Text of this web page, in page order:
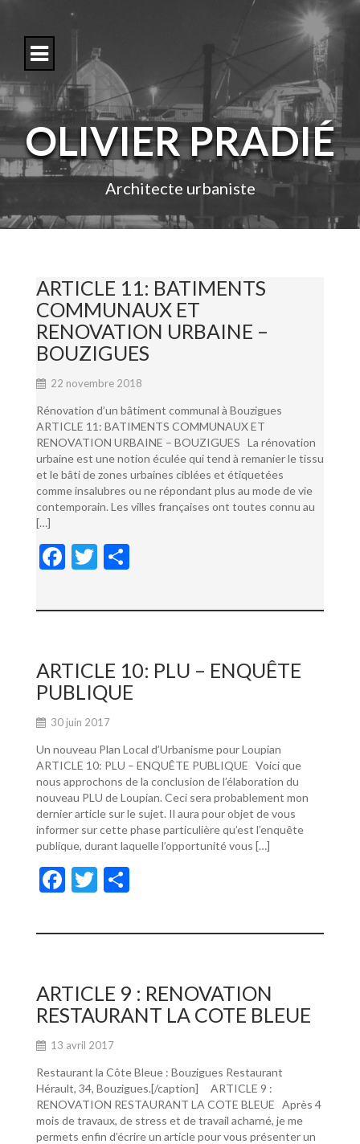
o
c
n
e
OLIVIER PRADIÉ
Architecte urbaniste
ARTICLE 11: BATIMENTS
COMMUNAUX ET
RENOVATION URBAINE –
BOUZIGUES
22 novembre 2018
Rénovation d’un bâtiment communal à Bouzigues
ARTICLE 11: BATIMENTS COMMUNAUX ET
RENOVATION URBAINE – BOUZIGUES La rénovation
urbaine est une notion éculée qui tend à remanier le tissu
et le bâti de zones urbaines ciblées et étiquetées
comme insalubres ou ne répondant plus au mode de vie
contemporain. Les villes françaises ont toutes connu au
[…]
F
e
o
o
k
T
itt ta
er
ARTICLE 10: PLU – ENQUÊTE
PUBLIQUE
30 juin 2017
Un nouveau Plan Local d’Urbanisme pour Loupian
ARTICLE 10: PLU – ENQUÊTE PUBLIQUE Voici que
nous approchons de la conclusion de l’élaboration du
nouveau PLU de Loupian. Ceci sera probablement mon
dernier article sur le sujet. Il aura pour objet de vous
informer sur cette phase particulière qu’est l’enquête
publique, durant laquelle l’opportunité vous […]
F
e
o
o
k
T
itt ta
er
ARTICLE 9 : RENOVATION
RESTAURANT LA COTE BLEUE
13 avril 2017
Restaurant la Côte Bleue : Bouzigues Restaurant
Hérault, 34, Bouzigues.[/caption] ARTICLE 9 :
RENOVATION RESTAURANT LA COTE BLEUE Après 4
mois de travaux, de stress et de travail acharné, je me
permets enfin d’écrire un article pour vous présenter un